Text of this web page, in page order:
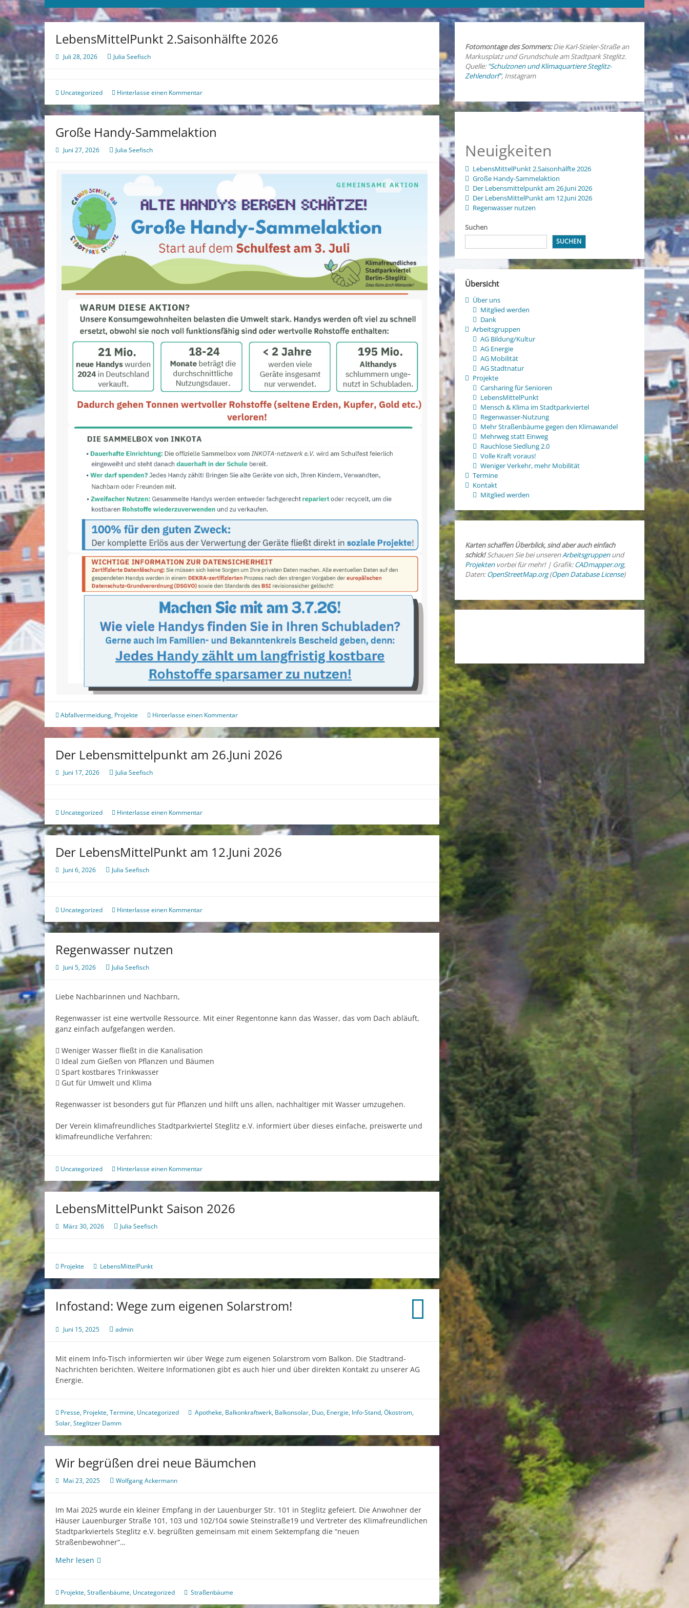
LebensMittelPunkt 2.Saisonhälfte 2026
Juli 28, 2026 Julia Seefisch
Uncategorized Hinterlasse einen Kommentar
Große Handy-Sammelaktion
Juni 27, 2026 Julia Seefisch
Abfallvermeidung, Projekte Hinterlasse einen Kommentar
Der Lebensmittelpunkt am 26.Juni 2026
Juni 17, 2026 Julia Seefisch
Uncategorized Hinterlasse einen Kommentar
Der LebensMittelPunkt am 12.Juni 2026
Juni 6, 2026 Julia Seefisch
Uncategorized Hinterlasse einen Kommentar
Regenwasser nutzen
Juni 5, 2026 Julia Seefisch
Liebe Nachbarinnen und Nachbarn,
Regenwasser ist eine wertvolle Ressource. Mit einer Regentonne kann das Wasser, das vom Dach abläuft,
ganz einfach aufgefangen werden.
 Weniger Wasser fließt in die Kanalisation
 Ideal zum Gießen von Pflanzen und Bäumen
 Spart kostbares Trinkwasser
 Gut für Umwelt und Klima
Regenwasser ist besonders gut für Pflanzen und hilft uns allen, nachhaltiger mit Wasser umzugehen.
Der Verein klimafreundliches Stadtparkviertel Steglitz e.V. informiert über dieses einfache, preiswerte und
klimafreundliche Verfahren:
Uncategorized Hinterlasse einen Kommentar
LebensMittelPunkt Saison 2026
März 30, 2026 Julia Seefisch
Projekte LebensMittelPunkt
Infostand: Wege zum eigenen Solarstrom!
Juni 15, 2025 admin
Mit einem Info-Tisch informierten wir über Wege zum eigenen Solarstrom vom Balkon. Die Stadtrand-
Nachrichten berichten. Weitere Informationen gibt es auch hier und über direkten Kontakt zu unserer AG
Energie.
Presse, Projekte,Termine, Uncategorized Apotheke, Balkonkraftwerk, Balkonsolar, Duo, Energie, Info-Stand,Ökostrom,
Solar,Steglitzer Damm
Wir begrüßen drei neue Bäumchen
Mai 23, 2025 Wolfgang Ackermann
Im Mai 2025 wurde ein kleiner Empfang in der Lauenburger Str. 101 in Steglitz gefeiert. Die Anwohner der
Häuser Lauenburger Straße 101, 103 und 102/104 sowie Steinstraße19 und Vertreter des Klimafreundlichen
Stadtparkviertels Steglitz e.V. begrüßten gemeinsam mit einem Sektempfang die “neuen
Straßenbewohner”…
Mehr lesen Wir
neue
Bäumchen
Projekte,Straßenbäume, Uncategorized Straßenbäume
Fotomontage des Sommers:Die Karl-Stieler-Straße an
Markusplatz und Grundschule am Stadtpark Steglitz.
Quelle: "Schulzonen und Klimaquartiere Steglitz-
Zehlendorf", Instagram
Neuigkeiten
LebensMittelPunkt 2.Saisonhälfte 2026
Große Handy-Sammelaktion
Der Lebensmittelpunkt am 26.Juni 2026
Der LebensMittelPunkt am 12.Juni 2026
Regenwasser nutzen
Suchen
SUCHEN
Übersicht
Über uns
Mitglied werden
Dank
Arbeitsgruppen
AG Bildung/Kultur
AG Energie
AG Mobilität
AG Stadtnatur
Projekte
Carsharing für Senioren
LebensMittelPunkt
Mensch & Klima im Stadtparkviertel
Regenwasser-Nutzung
Mehr Straßenbäume gegen den Klimawandel
Mehrweg statt Einweg
Rauchlose Siedlung 2.0
Volle Kraft voraus!
Weniger Verkehr, mehr Mobilität
Termine
Kontakt
Mitglied werden
Karten schaffen Überblick, sind aber auch einfach
schick!Schauen Sie bei unserenArbeitsgruppenund
Projektenvorbei für mehr! | Grafik:CADmapper.org,
Daten:OpenStreetMap.org(Open Database License)